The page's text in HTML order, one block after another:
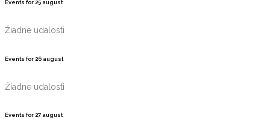
Events for 25 august
Žiadne udalosti
Events for 26 august
Žiadne udalosti
Events for27 august